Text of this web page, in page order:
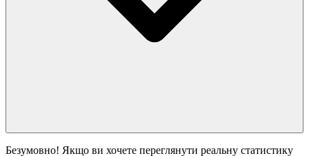
Безумовно! Якщо ви хочете переглянути реальну статистику